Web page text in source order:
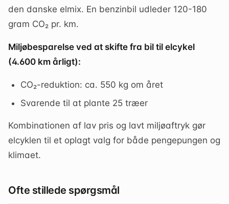
den danske elmix. En benzinbil udleder 120-180
gram CO₂ pr. km.
Miljøbesparelse ved at skifte fra bil til elcykel
(4.600 km årligt):
CO₂-reduktion: ca. 550 kg om året
Svarende til at plante 25 træer
Kombinationen af lav pris og lavt miljøaftryk gør
elcyklen til et oplagt valg for både pengepungen og
klimaet.
Ofte stillede spørgsmål